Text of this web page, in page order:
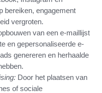
bereiken, engagement
vergroten.
van een e-maillijst
en gepersonaliseerde e-
genereren en herhaalde
Door het plaatsen van
of sociale